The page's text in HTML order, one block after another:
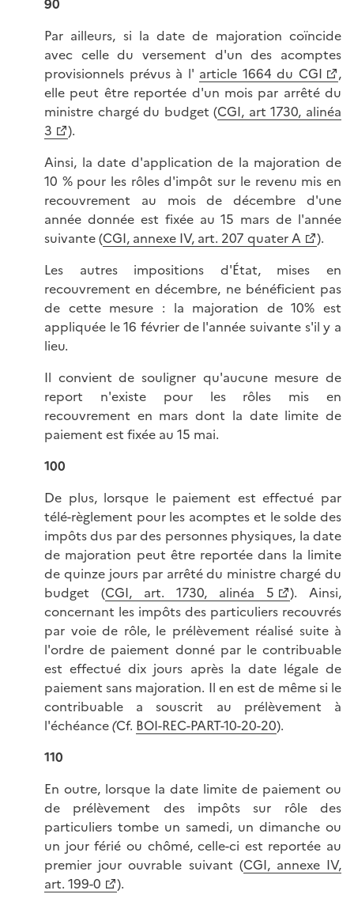
90
Par ailleurs, si la date de majoration coïncide
avec celle du versement d'un des acomptes
provisionnels prévus à l' article 1664 du CGI
,
elle peut être reportée d'un mois par arrêté du
ministre chargé du budget (CGI, art 1730, alinéa
3
).
Ainsi, la date d'application de la majoration de
10 % pour les rôles d'impôt sur le revenu mis en
recouvrement au mois de décembre d'une
année donnée est fixée au 15 mars de l'année
suivante (CGI, annexe IV, art. 207 quater A
).
Les autres impositions d'État, mises en
recouvrement en décembre, ne bénéficient pas
de cette mesure : la majoration de 10% est
appliquée le 16 février de l'année suivante s'il y a
lieu.
Il convient de souligner qu'aucune mesure de
report n'existe pour les rôles mis en
recouvrement en mars dont la date limite de
paiement est fixée au 15 mai.
100
De plus, lorsque le paiement est effectué par
télé-règlement pour les acomptes et le solde des
impôts dus par des personnes physiques, la date
de majoration peut être reportée dans la limite
de quinze jours par arrêté du ministre chargé du
budget (CGI, art. 1730, alinéa 5
). Ainsi,
concernant les impôts des particuliers recouvrés
par voie de rôle, le prélèvement réalisé suite à
l'ordre de paiement donné par le contribuable
est effectué dix jours après la date légale de
paiement sans majoration. Il en est de même si le
contribuable a souscrit au prélèvement à
l'échéance(Cf. BOI-REC-PART-10-20-20).
110
En outre, lorsque la date limite de paiement ou
de prélèvement des impôts sur rôle des
particuliers tombe un samedi, un dimanche ou
un jour férié ou chômé, celle-ci est reportée au
premier jour ouvrable suivant (CGI, annexe IV,
art. 199-0
).